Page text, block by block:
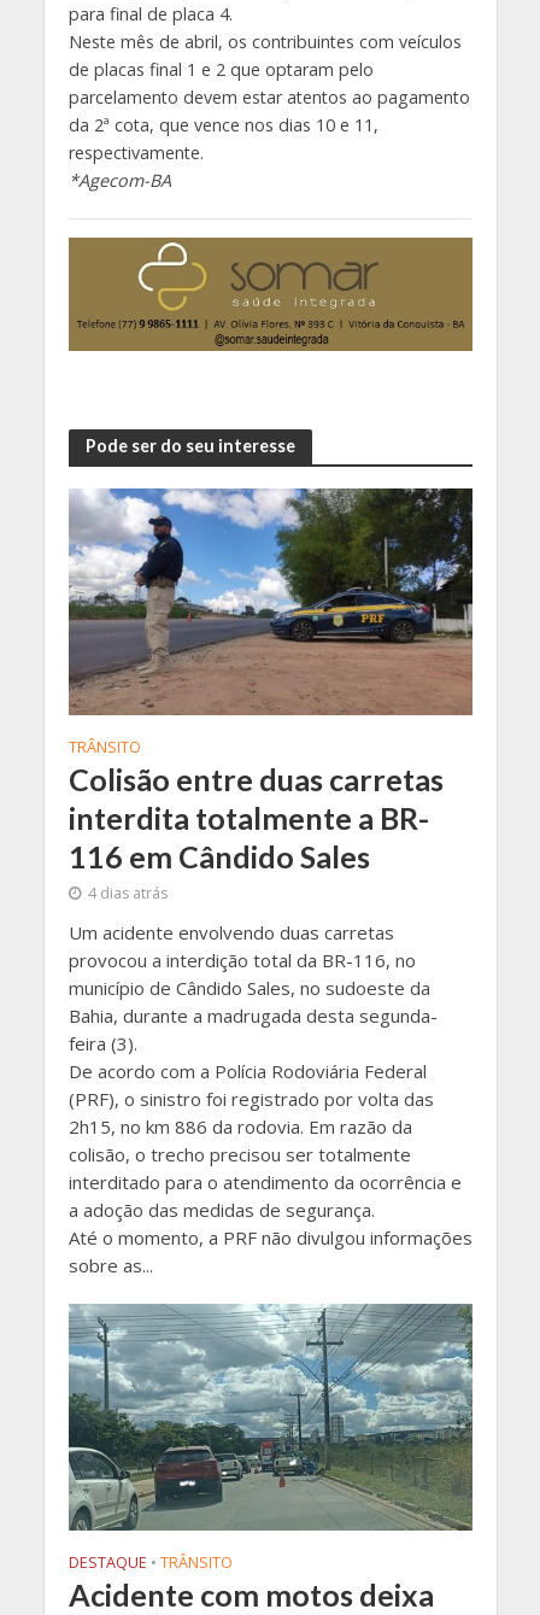
para final de placa 4.
Neste mês de abril, os contribuintes com veículos
de placas final 1 e 2 que optaram pelo
parcelamento devem estar atentos ao pagamento
da 2ª cota, que vence nos dias 10 e 11,
respectivamente.
*Agecom-BA
Pode ser do seu interesse
TRÂNSITO
Colisão entre duas carretas
interdita totalmente a BR-
116 em Cândido Sales
4 dias atrás
Um acidente envolvendo duas carretas
provocou a interdição total da BR-116, no
município de Cândido Sales, no sudoeste da
Bahia, durante a madrugada desta segunda-
feira (3).
De acordo com a Polícia Rodoviária Federal
(PRF), o sinistro foi registrado por volta das
2h15, no km 886 da rodovia. Em razão da
colisão, o trecho precisou ser totalmente
interditado para o atendimento da ocorrência e
a adoção das medidas de segurança.
Até o momento, a PRF não divulgou informações
sobre as...
DESTAQUE • TRÂNSITO
Acidente com motos deixa